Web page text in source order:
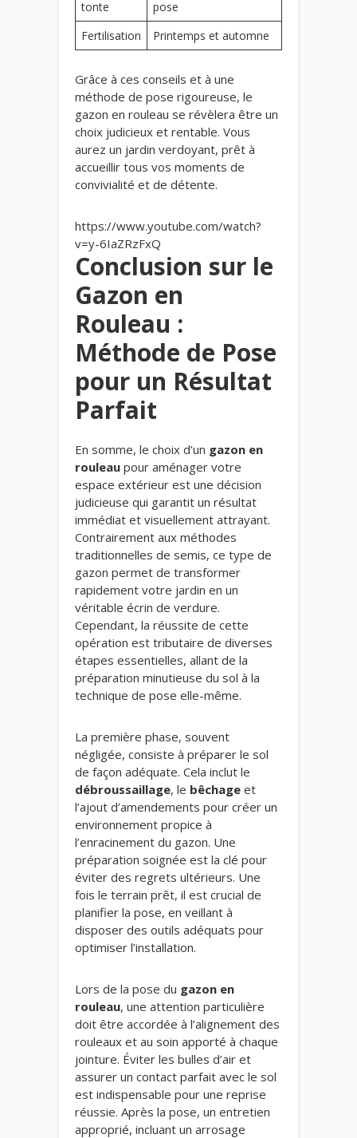
tonte
pose
Fertilisation
Printemps et automne
Grâce à ces conseils et à une
méthode de pose rigoureuse, le
gazon en rouleau se révèlera être un
choix judicieux et rentable. Vous
aurez un jardin verdoyant, prêt à
accueillir tous vos moments de
convivialité et de détente.
https://www.youtube.com/watch?
v=y-6IaZRzFxQ
Conclusion sur le
Gazon en
Rouleau :
Méthode de Pose
pour un Résultat
Parfait
En somme, le choix d’un gazon en
rouleau pour aménager votre
espace extérieur est une décision
judicieuse qui garantit un résultat
immédiat et visuellement attrayant.
Contrairement aux méthodes
traditionnelles de semis, ce type de
gazon permet de transformer
rapidement votre jardin en un
véritable écrin de verdure.
Cependant, la réussite de cette
opération est tributaire de diverses
étapes essentielles, allant de la
préparation minutieuse du sol à la
technique de pose elle-même.
La première phase, souvent
négligée, consiste à préparer le sol
de façon adéquate. Cela inclut le
débroussaillage, le bêchage et
l’ajout d’amendements pour créer un
environnement propice à
l’enracinement du gazon. Une
préparation soignée est la clé pour
éviter des regrets ultérieurs. Une
fois le terrain prêt, il est crucial de
planifier la pose, en veillant à
disposer des outils adéquats pour
optimiser l’installation.
Lors de la pose du gazon en
rouleau, une attention particulière
doit être accordée à l’alignement des
rouleaux et au soin apporté à chaque
jointure. Éviter les bulles d’air et
assurer un contact parfait avec le sol
est indispensable pour une reprise
réussie. Après la pose, un entretien
approprié, incluant un arrosage